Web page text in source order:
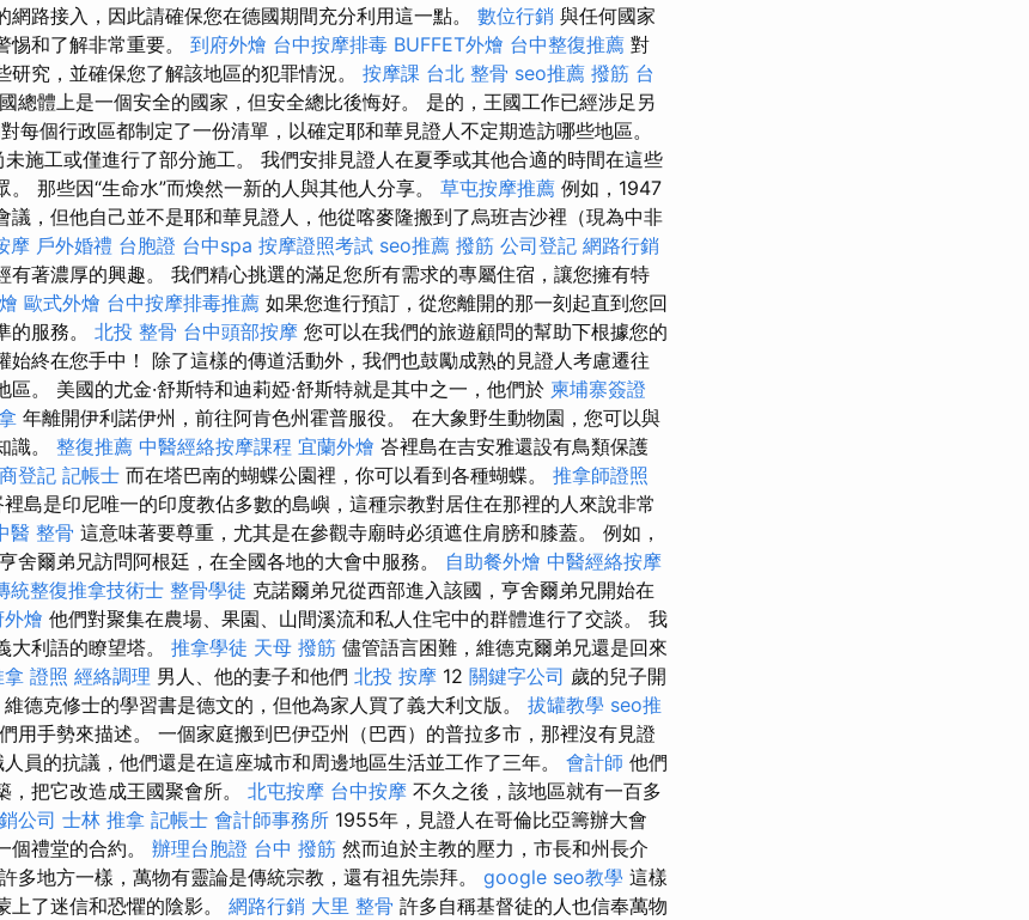
網路接入，因此請確保您在德國期間充分利用這一點。 數位行銷 與任何國家
惕和了解非常重要。 到府外燴 台中按摩排毒 BUFFET外燴 台中整復推薦 對
研究，並確保您了解該地區的犯罪情況。 按摩課 台北 整骨 seo推薦 撥筋 台
總體上是一個安全的國家，但安全總比後悔好。 是的，王國工作已經涉足另
每個行政區都制定了一份清單，以確定耶和華見證人不定期造訪哪些地區。
施工或僅進行了部分施工。 我們安排見證人在夏季或其他合適的時間在這些
那些因“生命水”而煥然一新的人與其他人分享。 草屯按摩推薦 例如，1947
議，但他自己並不是耶和華見證人，他從喀麥隆搬到了烏班吉沙裡（現為中非
摩 戶外婚禮 台胞證 台中spa 按摩證照考試 seo推薦 撥筋 公司登記 網路行銷
有著濃厚的興趣。 我們精心挑選的滿足您所有需求的專屬住宿，讓您擁有特
歐式外燴 台中按摩排毒推薦 如果您進行預訂，從您離開的那一刻起直到您回
的服務。 北投 整骨 台中頭部按摩 您可以在我們的旅遊顧問的幫助下根據您的
始終在您手中！ 除了這樣的傳道活動外，我們也鼓勵成熟的見證人考慮遷往
。 美國的尤金·舒斯特和迪莉婭·舒斯特就是其中之一，他們於 柬埔寨簽證
年離開伊利諾伊州，前往阿肯色州霍普服役。 在大象野生動物園，您可以與
識。 整復推薦 中醫經絡按摩課程 宜蘭外燴 峇裡島在吉安雅還設有鳥類保護
登記 記帳士 而在塔巴南的蝴蝶公園裡，你可以看到各種蝴蝶。 推拿師證照
裡島是印尼唯一的印度教佔多數的島嶼，這種宗教對居住在那裡的人來說非常
醫 整骨 這意味著要尊重，尤其是在參觀寺廟時必須遮住肩膀和膝蓋。 例如，
舍爾弟兄訪問阿根廷，在全國各地的大會中服務。 自助餐外燴 中醫經絡按摩
統整復推拿技術士 整骨學徒 克諾爾弟兄從西部進入該國，亨舍爾弟兄開始在
燴 他們對聚集在農場、果園、山間溪流和私人住宅中的群體進行了交談。 我
大利語的瞭望塔。 推拿學徒 天母 撥筋 儘管語言困難，維德克爾弟兄還是回來
拿 證照 經絡調理 男人、他的妻子和他們 北投 按摩 12 關鍵字公司 歲的兒子開
維德克修士的學習書是德文的，但他為家人買了義大利文版。 拔罐教學 seo推
用手勢來描述。 一個家庭搬到巴伊亞州（巴西）的普拉多市，那裡沒有見證
員的抗議，他們還是在這座城市和周邊地區生活並工作了三年。 會計師 他們
，把它改造成王國聚會所。 北屯按摩 台中按摩 不久之後，該地區就有一百多
公司 士林 推拿 記帳士 會計師事務所 1955年，見證人在哥倫比亞籌辦大會
個禮堂的合約。 辦理台胞證 台中 撥筋 然而迫於主教的壓力，市長和州長介
多地方一樣，萬物有靈論是傳統宗教，還有祖先崇拜。 google seo教學 這樣
上了迷信和恐懼的陰影。 網路行銷 大里 整骨 許多自稱基督徒的人也信奉萬物